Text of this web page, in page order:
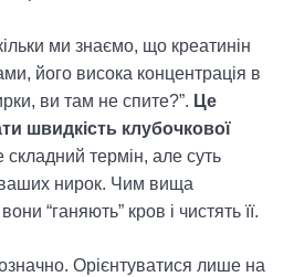
ми знаємо, що креатинін
його висока концентрація в
ви там не спите?”. Це
швидкість клубочкової
складний термін, але суть
нирок. Чим вища
“ганяють” кров і чистять її.
Орієнтуватися лише на